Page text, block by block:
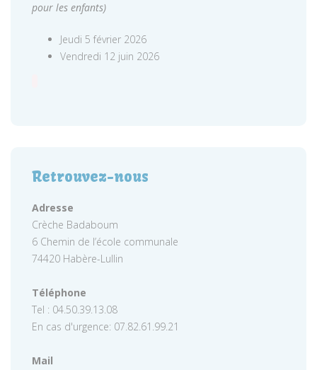
pour les enfants)
Jeudi 5 février 2026
Vendredi 12 juin 2026
Retrouvez-nous
Adresse
Crèche Badaboum
6 Chemin de l’école communale
74420 Habère-Lullin
Téléphone
Tel : 04.50.39.13.08
En cas d'urgence: 07.82.61.99.21
Mail